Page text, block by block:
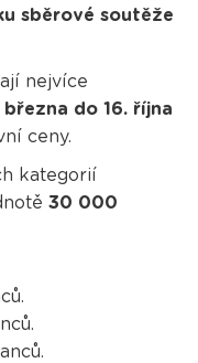
sběrové soutěže
nejvíce
března do 16. října
ceny.
kategorií
30 000